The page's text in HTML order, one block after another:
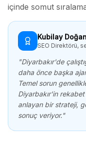
içinde somut
Kubilay Doğan
SEO Direktörü,
"Diyarbakır'de
daha önce başka
Temel sorun
Diyarbakır'in rekabet
anlayan bir strateji,
sonuç veriyor."